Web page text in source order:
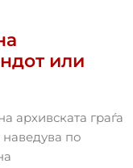
или
архивската граѓа
по